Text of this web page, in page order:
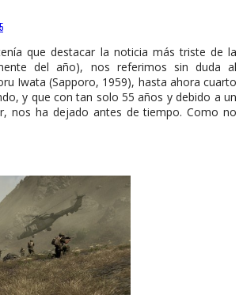
que destacar la noticia más triste de la
del año), nos referimos sin duda al
Iwata (Sapporo, 1959), hasta ahora cuarto
y que con tan solo 55 años y debido a un
nos ha dejado antes de tiempo. Como no